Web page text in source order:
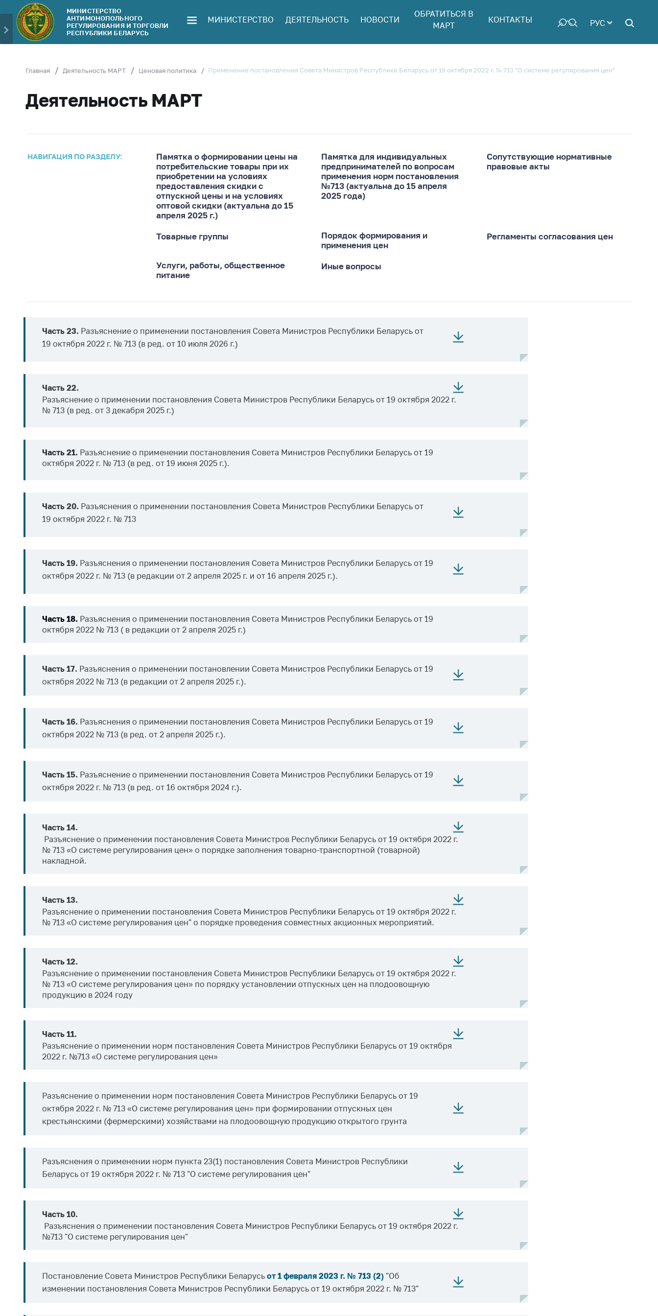
Министерство
Руководство
Министерства
органы
Общественно-
Официальные
геральдические
Деятельность
Ценовая политика
конкуренция
контроль закупок
Защита прав
рекламной
деятельности
Применение мер
нетарифного
регулирования
Выставочная
деятельность в
Защита
персональных
Новости
Обратиться в МАРТ
Личный прием
Прямaя
Горячая линия
цен на товары
Сообщить о росте
цен на лекарства и
медицинские
изделия
Адрес и режим
Приемная
Вышестоящий
государственный
Сообщить о росте
средства, изделия
медицинского
назначения и
Решение Комиссии
антимонопольного
законодательства
Общественное
обсуждение
товаров
Упрощение
Рекомендации по
предотвращению
субъектов
торговли,
общественного
Обучение по
вопросам
антимонопольного
МИНИСТЕРСТВО
АНТИМОНОПОЛЬНОГО
РЕГУЛИРОВАНИЯ И ТОРГОВЛИ
РЕСПУБЛИКИ БЕЛАРУСЬ
МИНИСТЕРСТВО ДЕЯТЕЛЬНОСТЬ НОВОСТИ
ОБРАТИТЬСЯ В
МАРТ
КОНТАКТЫ РУС
Главная Деятельность МАРТ Ценовая политика Применение постановления Совета Министров Республики Беларусь от 19 октября 2022 г. № 713 "О системе регулирования цен"
Деятельность МАРТ
НАВИГАЦИЯ ПО РАЗДЕЛУ:
Памятка о формировании цены на
потребительские товары при их
приобретении на условиях
предоставления скидки с
отпускной цены и на условиях
оптовой скидки (актуальна до 15
апреля 2025 г.)
Памятка для индивидуальных
предпринимателей по вопросам
применения норм постановления
№713 (актуальна до 15 апреля
2025 года)
Сопутствующие нормативные
правовые акты
Товарные группы
Порядок формирования и
применения цен
Регламенты согласования цен
Услуги, работы, общественное
питание
Иные вопросы
Часть 23. Разъяснение о применении постановления Совета Министров Республики Беларусь от
19 октября 2022 г. № 713 (в ред. от 10 июля 2026 г.)
Часть 22.
Разъяснение о применении постановления Совета Министров Республики Беларусь от 19 октября 2022 г.
№ 713 (в ред. от 3 декабря 2025 г.)
Часть 21. Разъяснение о применении постановления Совета Министров Республики Беларусь от 19
октября 2022 г. № 713 (в ред. от 19 июня 2025 г.).
Часть 20. Разъяснения о применении постановления Совета Министров Республики Беларусь от
19 октября 2022 г. № 713
Часть 19. Разъяснения о применении постановления Совета Министров Республики Беларусь от 19
октября 2022 г. № 713 (в редакции от 2 апреля 2025 г. и от 16 апреля 2025 г.).
Часть 18. Разъяснения о применении постановления Совета Министров Республики Беларусь от 19
октября 2022 № 713 ( в редакции от 2 апреля 2025 г.)
Часть 17. Разъяснения о применении постановлении Совета Министров Республики Беларусь от 19
октября 2022 № 713 (в редакции от 2 апреля 2025 г.).
Часть 16. Разъяснения о применении постановления Совета Министров Республики Беларусь от 19
октября 2022 № 713 (в ред. от 2 апреля 2025 г.).
Часть 15. Разъяснение о применении постановления Совета Министров Республики Беларусь от 19
октября 2022 г. № 713 (в ред. от 16 октября 2024 г.).
Часть 14.
Разъяснение о применении постановления Совета Министров Республики Беларусь от 19 октября 2022 г.
№ 713 «О системе регулирования цен» о порядке заполнения товарно-транспортной (товарной)
накладной.
Часть 13.
Разъяснение о применении постановления Совета Министров Республики Беларусь от 19 октября 2022 г.
№ 713 «О системе регулирования цен" о порядке проведения совместных акционных мероприятий.
Часть 12.
Разъяснение о применении постановления Совета Министров Республики Беларусь от 19 октября 2022 г.
№ 713 «О системе регулирования цен» по порядку установлении отпускных цен на плодоовощную
продукцию в 2024 году
Часть 11.
Разъяснение о применении норм постановления Совета Министров Республики Беларусь от 19 октября
2022 г. №713 «О системе регулирования цен»
Разъяснение о применении норм постановления Совета Министров Республики Беларусь от 19
октября 2022 г. № 713 «О системе регулирования цен» при формировании отпускных цен
крестьянскими (фермерскими) хозяйствами на плодоовощную продукцию открытого грунта
Разъяснения о применении норм пункта 23(1) постановления Совета Министров Республики
Беларусь от 19 октября 2022 г. № 713 "О системе регулирования цен"
Часть 10.
Разъяснения о применении постановления Совета Министров Республики Беларусь от 19 октября 2022 г.
№713 "О системе регулирования цен"
Постановление Совета Министров Республики Беларусь от 1 февраля 2023 г. № 713 (2) "Об
изменении постановления Совета Министров Республики Беларусь от 19 октября 2022 г. № 713"